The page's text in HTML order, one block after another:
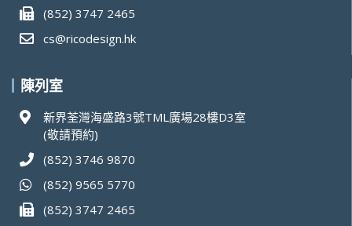
(852) 3747 2465
cs@ricodesign.hk
陳列室
新界荃灣海盛路3號TML廣場28樓D3室
(敬請預約)
(852) 3746 9870
(852) 9565 5770
(852) 3747 2465